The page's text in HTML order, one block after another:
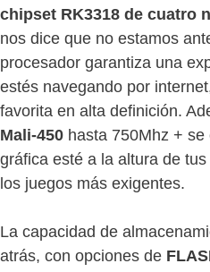
chipset RK3318 de cuatro
nos dice que no estamos
procesador garantiza una
estés navegando por
favorita en alta definición.
Mali-450 hasta 750Mhz +
gráfica esté a la altura de
los juegos más exigentes.
La capacidad de
atrás, con opciones de